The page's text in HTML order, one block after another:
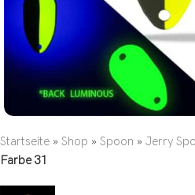
Startseite » Shop » Spoon » Jerry
Farbe 31